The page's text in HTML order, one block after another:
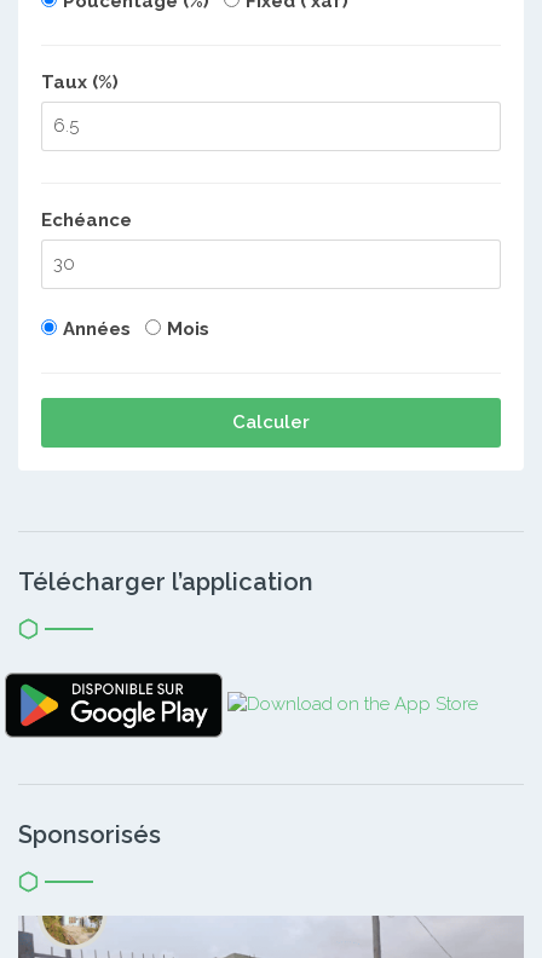
Taux (%)
Echéance
Années Mois
Calculer
Télécharger l’application
Sponsorisés